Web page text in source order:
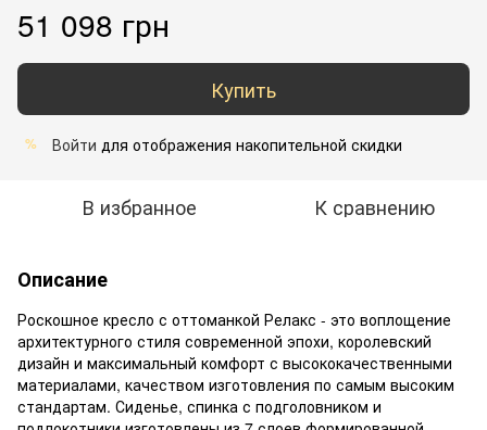
51 098 грн
Купить
% Войти для отображения накопительной скидки
В избранное К сравнению
Описание
Роскошное кресло с оттоманкой Релакс - это воплощение
архитектурного стиля современной эпохи, королевский
дизайн и максимальный комфорт с высококачественными
материалами, качеством изготовления по самым высоким
стандартам. Сиденье, спинка с подголовником и